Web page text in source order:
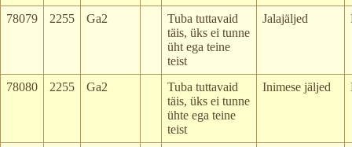
78079 2255 Ga2
Tuba tuttavaid
täis, üks ei tunne
üht ega teine
teist
Jalajäljed
78080 2255 Ga2
Tuba tuttavaid
täis, üks ei tunne
ühte ega teine
teist
Inimese jäljed